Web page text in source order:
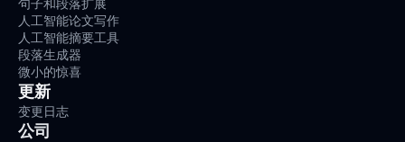
句子和段落扩展
人工智能论文写作
人工智能摘要工具
段落生成器
微小的惊喜
更新
变更日志
公司